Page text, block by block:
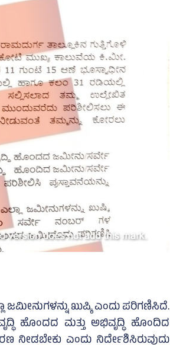
ಖುಷ್ಕಿ ಎಂದು ಪರಿಗಣಿಸಿದೆ.
ಹೊಂದದ ಮತ್ತು ಅಭಿವೃದ್ಧಿ ಹೊಂದಿದ
ನೀಡಬೇಕು ಎಂದು ನಿರ್ದೇಶಿಸಿರುವುದು